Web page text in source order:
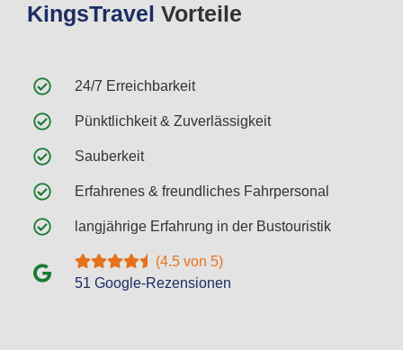
KingsTravel Vorteile
24/7 Erreichbarkeit
Pünktlichkeit & Zuverlässigkeit
Sauberkeit
Erfahrenes & freundliches Fahrpersonal
langjährige Erfahrung in der Bustouristik
(4.5 von 5)
51 Google-Rezensionen